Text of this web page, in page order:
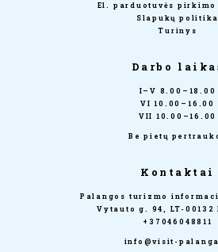
El. parduotuvės pirkimo
Slapukų politika
Turinys
Darbo
I–V 8.00–18.00
VI 10.00–16.00
VII 10.00–16.00
Be pietų
Kontaktai
Palangos turizmo
Vytauto g. 94, LT-00132
+37046048811
info@visit-